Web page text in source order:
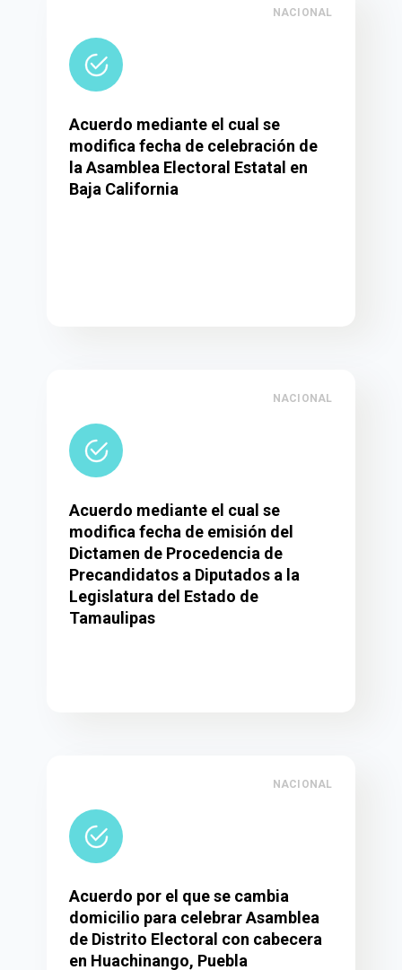
NACIONAL
Acuerdo mediante el cual se
modifica fecha de celebración de
la Asamblea Electoral Estatal en
Baja California
NACIONAL
Acuerdo mediante el cual se
modifica fecha de emisión del
Dictamen de Procedencia de
Precandidatos a Diputados a la
Legislatura del Estado de
Tamaulipas
NACIONAL
Acuerdo por el que se cambia
domicilio para celebrar Asamblea
de Distrito Electoral con cabecera
en Huachinango, Puebla